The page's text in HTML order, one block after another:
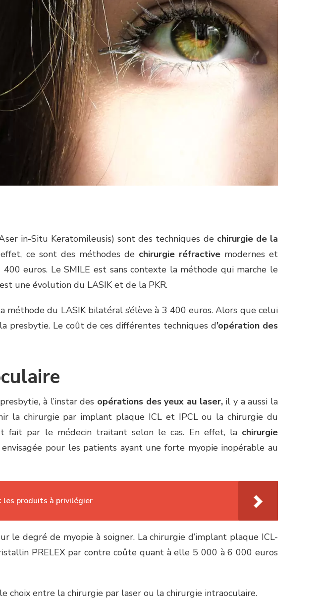
in-Situ Keratomileusis) sont des techniques dechirurgie de la
ce sont des méthodes dechirurgie réfractive modernes et
euros. Le SMILE est sans contexte la méthode qui marche le
une évolution du LASIK et de la PKR.
du LASIK bilatéral s’élève à 3 400 euros. Alors que celui
presbytie. Le coût de ces différentes techniques d’opération des
à l’instar des opérations des yeux au laser,il y a aussi la
la chirurgie par implant plaque ICL et IPCL ou la chirurgie du
fait par le médecin traitant selon le cas. En effet, la chirurgie
pour les patients ayant une forte myopie inopérable au
les produits à privilégier
le degré de myopie à soigner. La chirurgie d’implant plaque ICL-
PRELEX par contre coûte quant à elle 5 000 à 6 000 euros
choix entre la chirurgie par laser ou la chirurgie intraoculaire.